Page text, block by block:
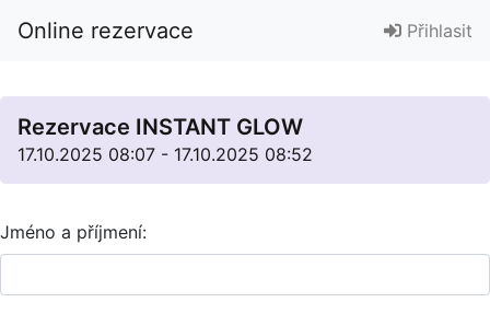
Online rezervace Přihlasit
Rezervace INSTANT GLOW
17.10.2025 08:07 - 17.10.2025 08:52
Jméno a příjmení: